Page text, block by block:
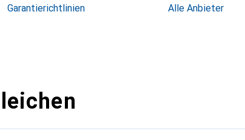
Garantierichtlinien
Alle Anbieter